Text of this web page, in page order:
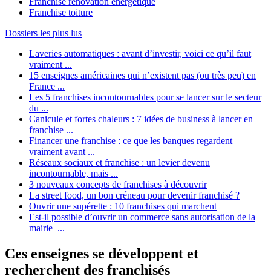
Franchise toiture
Dossiers les plus lus
Laveries automatiques : avant d’investir, voici ce qu’il faut
vraiment ...
15 enseignes américaines qui n’existent pas (ou très peu) en
France ...
Les 5 franchises incontournables pour se lancer sur le secteur
du ...
Canicule et fortes chaleurs : 7 idées de business à lancer en
franchise ...
Financer une franchise : ce que les banques regardent
vraiment avant ...
Réseaux sociaux et franchise : un levier devenu
incontournable, mais ...
3 nouveaux concepts de franchises à découvrir
La street food, un bon créneau pour devenir franchisé ?
Ouvrir une supérette : 10 franchises qui marchent
Est-il possible d’ouvrir un commerce sans autorisation de la
mairie ...
Ces enseignes se développent et
recherchent des franchisés